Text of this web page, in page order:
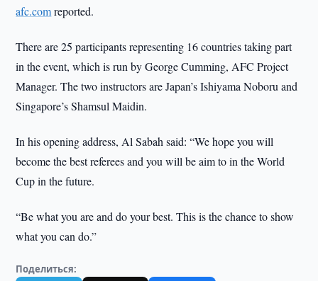
afc.comreported.
There are 25 participants representing 16 countries taking part
in the event, which is run by George Cumming, AFC Project
Manager. The two instructors are Japan’s Ishiyama Noboru and
Singapore’s Shamsul Maidin.
In his opening address, Al Sabah said: “We hope you will
become the best referees and you will be aim to in the World
Cup in the future.
“Be what you are and do your best. This is the chance to show
what you can do.”
Поделиться: